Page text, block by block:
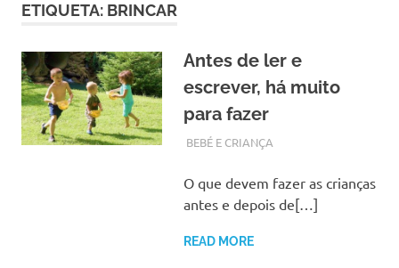
ETIQUETA: BRINCAR
Antes de ler e
escrever, há muito
para fazer
ABRIL 20, 2018
ADMIN
BEBÉ E CRIANÇA
O que devem fazer as crianças
antes e depois de[…]
READ MORE